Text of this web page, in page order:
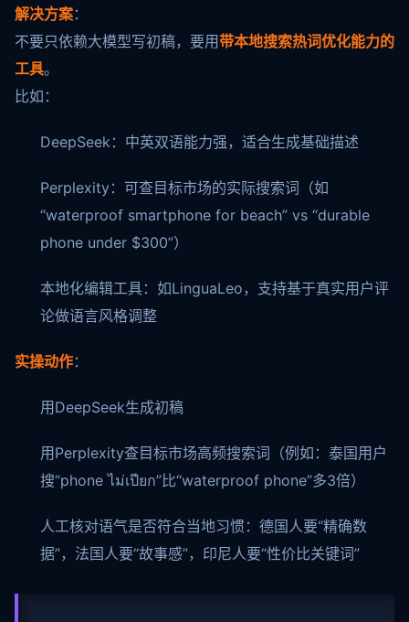
解决方案：
不要只依赖大模型写初稿，要用带本地搜索热词优化能力的
工具。
比如：
DeepSeek：中英双语能力强，适合生成基础描述
Perplexity：可查目标市场的实际搜索词（如
“waterproof smartphone for beach” vs “durable
phone under $300”）
本地化编辑工具：如LinguaLeo，支持基于真实用户评
论做语言风格调整
实操动作：
用DeepSeek生成初稿
用Perplexity查目标市场高频搜索词（例如：泰国用户
搜“phone ไม่เปียก”比“waterproof phone”多3倍）
人工核对语气是否符合当地习惯：德国人要“精确数
据”，法国人要“故事感”，印尼人要“性价比关键词”